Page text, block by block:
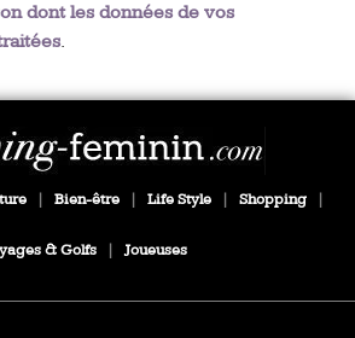
dont les données de vos
.
Bien-être Life Style Shopping
& Golfs Joueuses